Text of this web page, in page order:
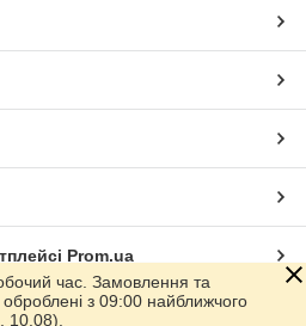
Prom.ua
час. Замовлення та
з 09:00 найближчого
10.08).